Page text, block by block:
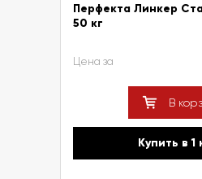
Перфекта Линкер
50 кг
Цена за
В
Купить в 1